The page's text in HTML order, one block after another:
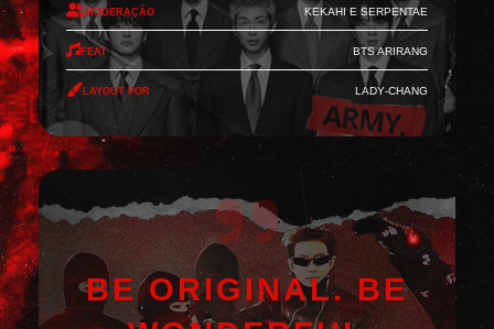
Moderação Kekahi e Serpentae
Feat BTS Arirang
Layout por Lady-Chang
BE ORIGINAL. BE